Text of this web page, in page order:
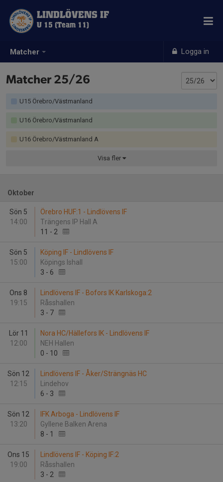
Matcher Logga in
LINDLÖVENS IF
U 15 (Team 11)
Matcher 25/26
U15 Örebro/Västmanland
U16 Örebro/Västmanland
U16 Örebro/Västmanland A
Visa fler
Oktober
Sön 5
14:00
Örebro HUF:1 - Lindlövens IF
Trängens IP Hall A
11 - 2
Sön 5
15:00
Köping IF - Lindlövens IF
Köpings Ishall
3 - 6
Ons 8
19:15
Lindlövens IF - Bofors IK Karlskoga:2
Råsshallen
3 - 7
Lör 11
12:00
Nora HC/Hällefors IK - Lindlövens IF
NEH Hallen
0 - 10
Sön 12
12:15
Lindlövens IF - Åker/Strängnäs HC
Lindehov
6 - 3
Sön 12
13:20
IFK Arboga - Lindlövens IF
Gyllene Balken Arena
8 - 1
Ons 15
19:00
Lindlövens IF - Köping IF:2
Råsshallen
3 - 2